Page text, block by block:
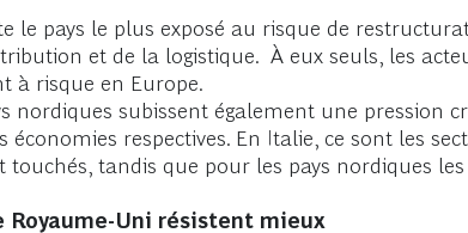
le pays le plus exposé au risque de
et de la logistique. À eux seuls, les
à risque en Europe.
nordiques subissent également une
économies respectives. En Italie, ce sont les
tandis que pour les pays nordiques
Royaume-Uni résistent mieux